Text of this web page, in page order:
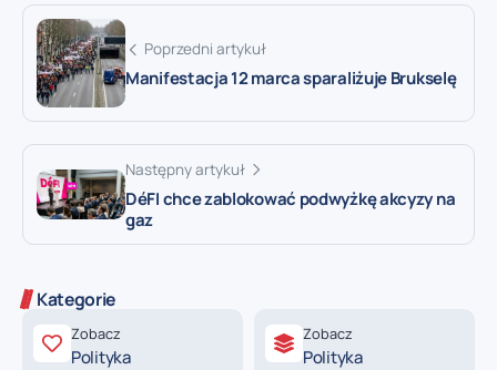
Poprzedni artykuł
Manifestacja 12 marca sparaliżuje Brukselę
Następny artykuł
DéFI chce zablokować podwyżkę akcyzy na
gaz
Kategorie
Zobacz
Polityka
Zobacz
Polityka